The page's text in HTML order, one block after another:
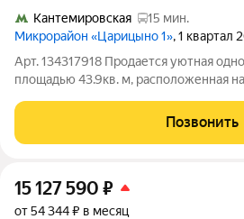
Кантемировская
15 мин.
Микрорайон «Царицыно 1», 1 квартал
Арт. 134317918 Продается уютная
площадью 43.9кв. м, расположенная
современном жилом комплексе, что
и комфорт. Высокие
Позвонить
15 127 590 ₽
от 54 344 ₽ в месяц